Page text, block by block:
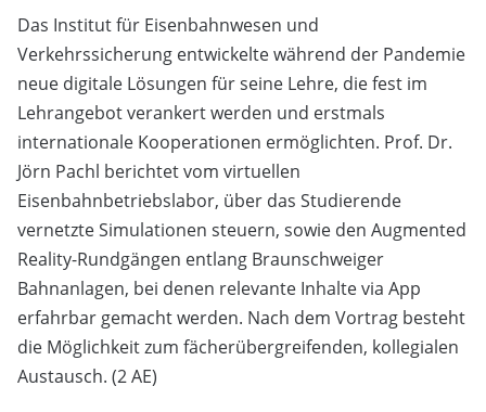
Das Institut für Eisenbahnwesen und
Verkehrssicherung entwickelte während der Pandemie
neue digitale Lösungen für seine Lehre, die fest im
Lehrangebot verankert werden und erstmals
internationale Kooperationen ermöglichten. Prof. Dr.
Jörn Pachl berichtet vom virtuellen
Eisenbahnbetriebslabor, über das Studierende
vernetzte Simulationen steuern, sowie den Augmented
Reality-Rundgängen entlang Braunschweiger
Bahnanlagen, bei denen relevante Inhalte via App
erfahrbar gemacht werden. Nach dem Vortrag besteht
die Möglichkeit zum fächerübergreifenden, kollegialen
Austausch. (2 AE)